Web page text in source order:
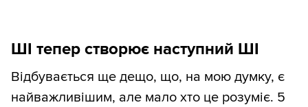
ШІ тепер створює наступний ШІ
Відбувається ще дещо, що, на мою думку, є
найважливішим, але мало хто це розуміє. 5